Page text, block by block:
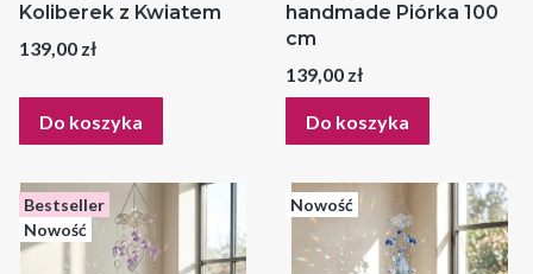
Koliberek z Kwiatem
Cena
139,00 zł
Do koszyka
handmade Piórka 100
cm
Cena
139,00 zł
Do koszyka
Bestseller
Nowość
Nowość